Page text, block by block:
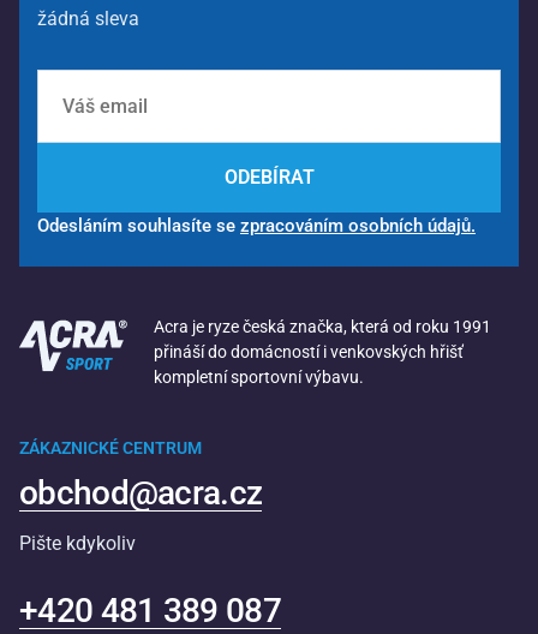
žádná sleva
ODEBÍRAT
Odesláním souhlasíte se zpracováním osobních údajů.
Acra je ryze česká značka, která od roku 1991
přináší do domácností i venkovských hřišť
kompletní sportovní výbavu.
ZÁKAZNICKÉ CENTRUM
obchod@acra.cz
Pište kdykoliv
+420 481 389 087